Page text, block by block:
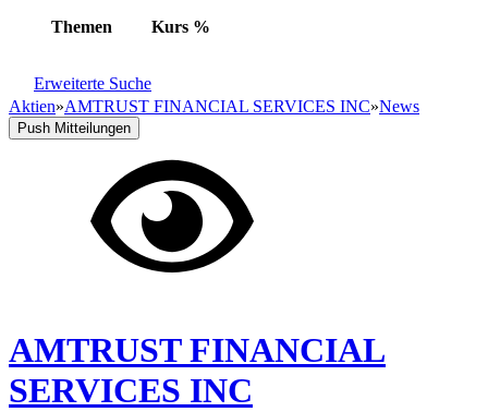
Themen Kurs %
Erweiterte Suche
Aktien»AMTRUST FINANCIAL SERVICES INC»News
Push Mitteilungen
AMTRUST FINANCIAL
SERVICES INC